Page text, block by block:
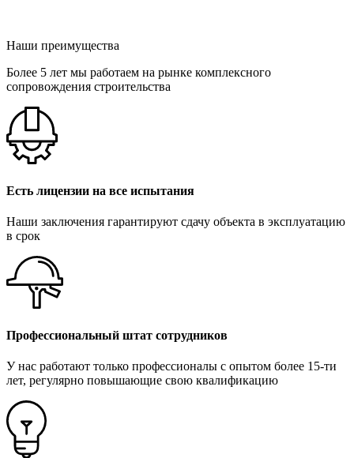
Наши преимущества
Более 5 лет мы работаем на рынке комплексного
сопровождения строительства
Есть лицензии на все испытания
Наши заключения гарантируют сдачу объекта в эксплуатацию
в срок
Профессиональный штат сотрудников
У нас работают только профессионалы с опытом более 15-ти
лет, регулярно повышающие свою квалификацию